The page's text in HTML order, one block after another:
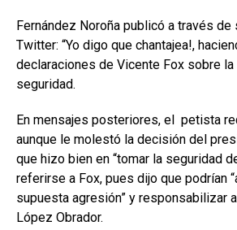
Fernández Noroña publicó a través de
Twitter: “Yo digo que chantajea!,
declaraciones de Vicente Fox sobre
seguridad.
En mensajes posteriores, el petista
aunque le molestó la decisión del
que hizo bien en “tomar la seguridad
referirse a Fox, pues dijo que podrían
supuesta agresión” y responsabilizar
López Obrador.